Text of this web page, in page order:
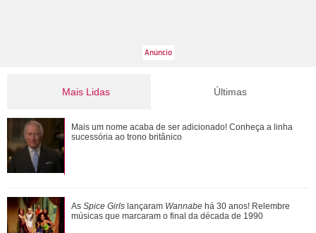
Mais Lidas
Jojo Todynho faz novo procedimento estético para definir
pernas: Muito realizada
Entenda a dinâmica do NCT e relembre quem já fez parte
grupo de K-Pop
Últimas
Mais um nome acaba de ser adicionado! Conheça a linha
sucessória ao trono britânico
As Spice Girls lançaram Wannabe há 30 anos! Relembre
músicas que marcaram o final da década de 1990